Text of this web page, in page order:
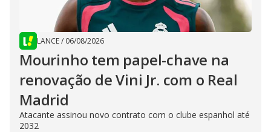
LANCE/ 06/08/2026
Mourinho tem papel-chave na
renovação de Vini Jr. com o Real
Madrid
Atacante assinou novo contrato com o clube espanhol até
2032